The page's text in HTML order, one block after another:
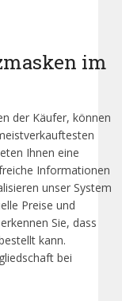
im
der Käufer, können
Ihnen eine
Informationen
unser System
Preise und
Sie, dass
kann.
bei